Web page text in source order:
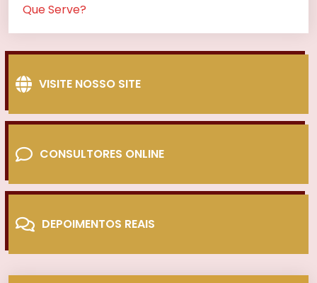
Que Serve?
VISITE NOSSO SITE
CONSULTORES ONLINE
DEPOIMENTOS REAIS